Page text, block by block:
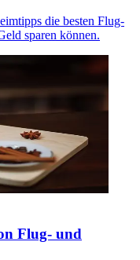
die besten Flug-
sparen können.
Flug- und